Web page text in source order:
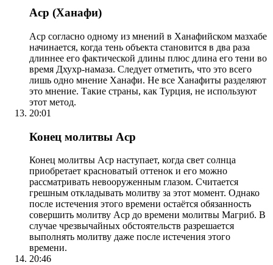
Аср (Ханафи)
Аср согласно одному из мнений в Ханафийском мазхабе
начинается, когда тень объекта становится в два раза
длиннее его фактической длины плюс длина его тени во
время Дхухр-намаза. Следует отметить, что это всего
лишь одно мнение Ханафи. Не все Ханафиты разделяют
это мнение. Такие страны, как Турция, не используют
этот метод.
20:01
Конец молитвы Аср
Конец молитвы Аср наступает, когда свет солнца
приобретает красноватый оттенок и его можно
рассматривать невооруженным глазом. Считается
грешным откладывать молитву за этот момент. Однако
после истечения этого времени остаётся обязанность
совершить молитву Аср до времени молитвы Магриб. В
случае чрезвычайных обстоятельств разрешается
выполнять молитву даже после истечения этого
времени.
20:46